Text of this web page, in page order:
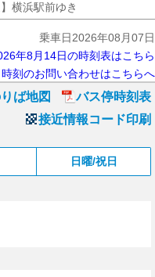
】横浜駅前ゆき
乗車日2026年08月07日
年8月14日の時刻表はこちら
時刻のお問い合わせはこちらへ
ば地図
バス停時刻表
接近情報コード印刷
日曜/祝日